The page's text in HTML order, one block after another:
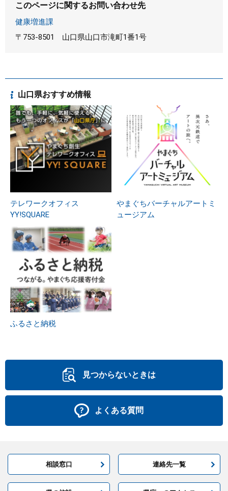
このページに関するお問い合わせ先
健康増進課
〒753-8501
山口県山口市滝町1番1号
山口県おすすめ情報
テレワークオフィス
YY!SQUARE
やまぐちバーチャルアートミ
ュージアム
ふるさと納税
見つからないときは
よくある質問
相談窓口 連絡先一覧